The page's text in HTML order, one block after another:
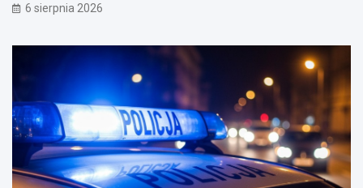
6 sierpnia 2026